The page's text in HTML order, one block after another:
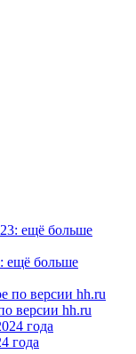
ещё больше
версии hh.ru
года